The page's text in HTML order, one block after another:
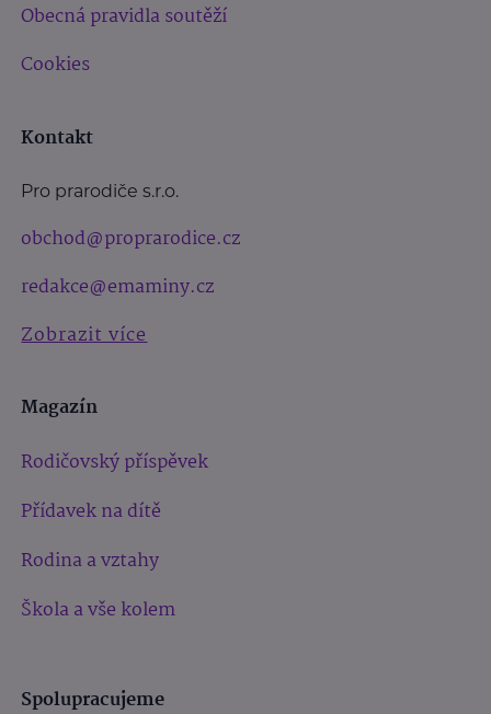
Obecná pravidla soutěží
Cookies
Kontakt
Pro prarodiče s.r.o.
obchod@proprarodice.cz
redakce@emaminy.cz
Zobrazit více
Magazín
Rodičovský příspěvek
Přídavek na dítě
Rodina a vztahy
Škola a vše kolem
Spolupracujeme